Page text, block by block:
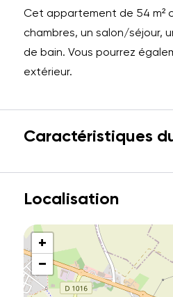
Cet appartement de 54 m²
chambres, un salon/séjour,
de bain. Vous pourrez
extérieur.
Caractéristiques
Localisation
+
−